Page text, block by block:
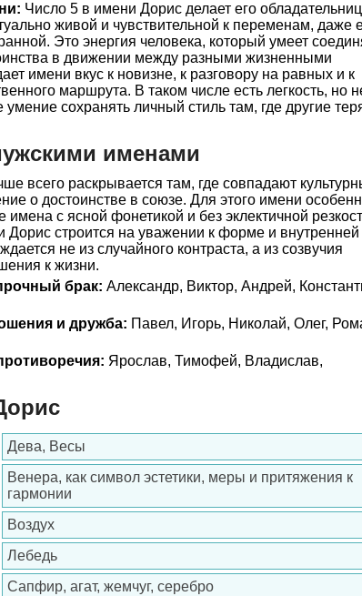
Число 5 в имени Дорис делает его
живой и чувствительной к переменам, даже
Это энергия человека, который умеет
в движении между разными жизненными
имени вкус к новизне, к разговору на равных и к
маршрута. В таком числе есть легкость, но
умение сохранять личный стиль там, где другие
именами
всего раскрывается там, где совпадают
о достоинстве в союзе. Для этого имени
с ясной фонетикой и без эклектичной
Дорис строится на уважении к форме и внутренней
не из случайного контраста, а из созвучия
к жизни.
брак: Александр, Виктор, Андрей,
и дружба: Павел, Игорь, Николай, Олег,
Ярослав, Тимофей, Владислав,
Дева, Весы
Венера, как символ эстетики, меры и притяжения к
гармонии
Воздух
Лебедь
Сапфир, агат, жемчуг, серебро